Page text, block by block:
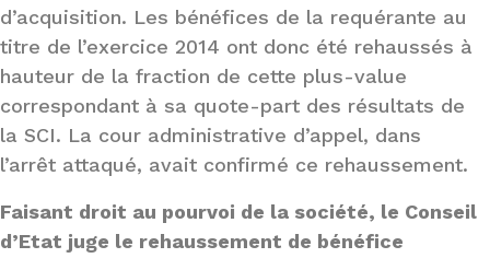
d’acquisition. Les bénéfices de la requérante au
titre de l’exercice 2014 ont donc été rehaussés à
hauteur de la fraction de cette plus-value
correspondant à sa quote-part des résultats de
la SCI. La cour administrative d’appel, dans
l’arrêt attaqué, avait confirmé ce rehaussement.
Faisant droit au pourvoi de la société, le Conseil
d’Etat juge le rehaussement de bénéfice